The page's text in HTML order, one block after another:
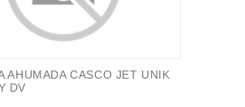
AHUMADA CASCO JET UNIK
DV